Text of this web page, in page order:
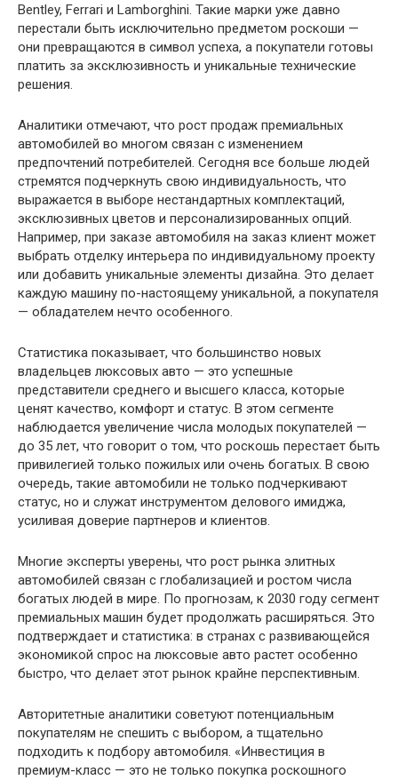
Bentley, Ferrari и Lamborghini. Такие марки уже давно
перестали быть исключительно предметом роскоши —
они превращаются в символ успеха, а покупатели готовы
платить за эксклюзивность и уникальные технические
решения.
Аналитики отмечают, что рост продаж премиальных
автомобилей во многом связан с изменением
предпочтений потребителей. Сегодня все больше людей
стремятся подчеркнуть свою индивидуальность, что
выражается в выборе нестандартных комплектаций,
эксклюзивных цветов и персонализированных опций.
Например, при заказе автомобиля на заказ клиент может
выбрать отделку интерьера по индивидуальному проекту
или добавить уникальные элементы дизайна. Это делает
каждую машину по-настоящему уникальной, а покупателя
— обладателем нечто особенного.
Статистика показывает, что большинство новых
владельцев люксовых авто — это успешные
представители среднего и высшего класса, которые
ценят качество, комфорт и статус. В этом сегменте
наблюдается увеличение числа молодых покупателей —
до 35 лет, что говорит о том, что роскошь перестает быть
привилегией только пожилых или очень богатых. В свою
очередь, такие автомобили не только подчеркивают
статус, но и служат инструментом делового имиджа,
усиливая доверие партнеров и клиентов.
Многие эксперты уверены, что рост рынка элитных
автомобилей связан с глобализацией и ростом числа
богатых людей в мире. По прогнозам, к 2030 году сегмент
премиальных машин будет продолжать расширяться. Это
подтверждает и статистика: в странах с развивающейся
экономикой спрос на люксовые авто растет особенно
быстро, что делает этот рынок крайне перспективным.
Авторитетные аналитики советуют потенциальным
покупателям не спешить с выбором, а тщательно
подходить к подбору автомобиля. «Инвестиция в
премиум-класс — это не только покупка роскошного